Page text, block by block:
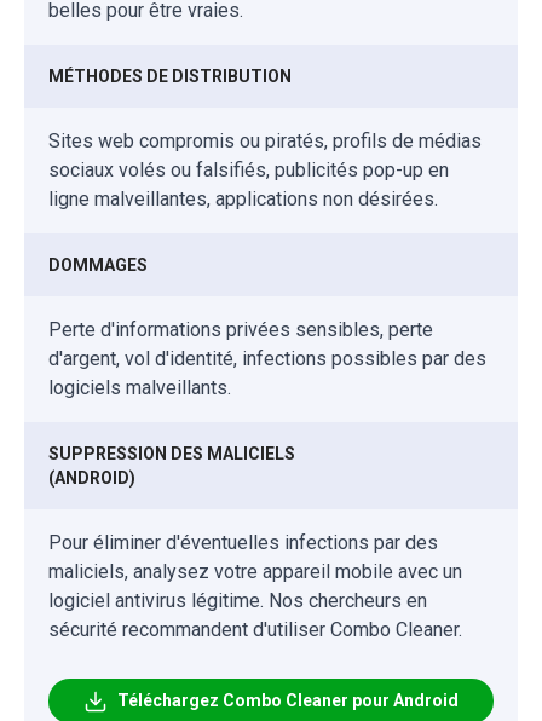
belles pour être vraies.
MÉTHODES DE DISTRIBUTION
Sites web compromis ou piratés, profils de médias
sociaux volés ou falsifiés, publicités pop-up en
ligne malveillantes, applications non désirées.
DOMMAGES
Perte d'informations privées sensibles, perte
d'argent, vol d'identité, infections possibles par des
logiciels malveillants.
SUPPRESSION DES MALICIELS
(ANDROID)
Pour éliminer d'éventuelles infections par des
maliciels, analysez votre appareil mobile avec un
logiciel antivirus légitime. Nos chercheurs en
sécurité recommandent d'utiliser Combo Cleaner.
Téléchargez Combo Cleaner pour Android